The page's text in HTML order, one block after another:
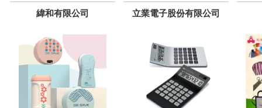
緯和有限公司 立業電子股份有限公司